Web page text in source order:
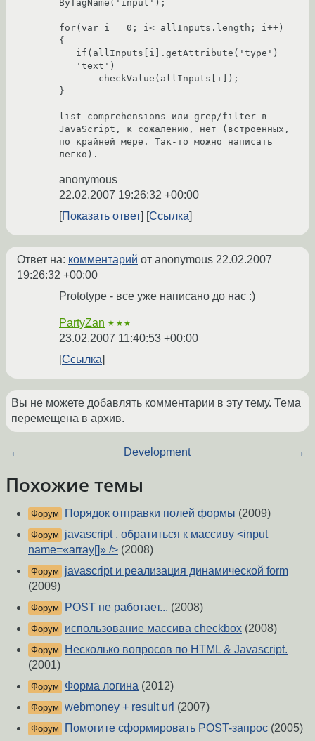
ByTagName('input');
for(var i = 0; i< allInputs.length; i++)
{
== 'text')
}
list comprehensions или grep/filter в
JavaScript, к сожалению, нет (встроенных,
по крайней мере. Так-то можно написать
легко).
anonymous
22.02.2007 19:26:32 +00:00
Показать ответ
Ссылка
Ответ на: комментарий от anonymous 22.02.2007
19:26:32 +00:00
Prototype - все уже написано до нас :)
PartyZan ★★★
23.02.2007 11:40:53 +00:00
Ссылка
Вы не можете добавлять комментарии в эту тему. Тема
перемещена в архив.
← Development →
Похожие темы
Форум Порядок отправки полей формы (2009)
Форум
javascript , обратиться к массиву <input
name=«array[]» /> (2008)
Форум
javascript и реализация динамической form
(2009)
Форум POST не работает... (2008)
Форум использование массива checkbox (2008)
Форум
Несколько вопросов по HTML & Javascript.
(2001)
Форум Форма логина (2012)
Форум webmoney + result url (2007)
Форум Помогите сформировать POST-запрос (2005)